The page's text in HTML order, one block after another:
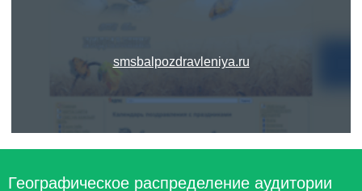
smsbalpozdravleniya.ru
Географическое распределение аудитории